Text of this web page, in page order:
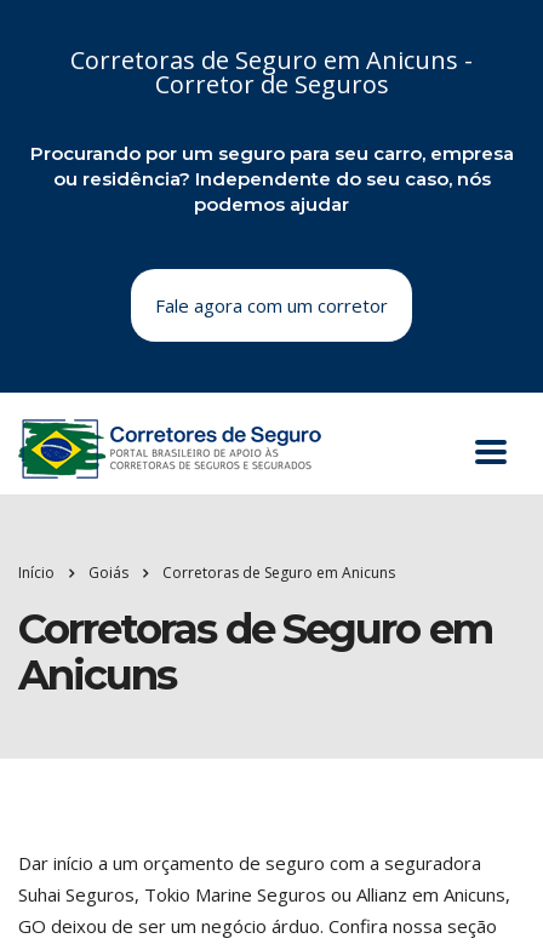
Corretoras de Seguro em Anicuns -
Corretor de Seguros
Procurando por um seguro para seu carro, empresa
ou residência? Independente do seu caso, nós
podemos ajudar
Fale agora com um corretor
Início Goiás Corretoras de Seguro em Anicuns
Corretoras de Seguro em
Anicuns
Dar início a um orçamento de seguro com a seguradora
Suhai Seguros, Tokio Marine Seguros ou Allianz em Anicuns,
GO deixou de ser um negócio árduo. Confira nossa seção